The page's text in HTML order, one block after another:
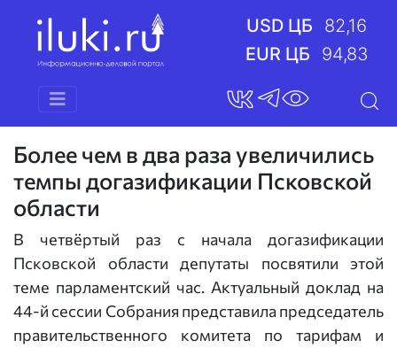
USD ЦБ
82,16
EUR ЦБ
94,83
Более чем в два раза увеличились
темпы догазификации Псковской
области
В четвёртый раз с начала догазификации
Псковской области депутаты посвятили этой
теме парламентский час. Актуальный доклад на
44-й сессии Собрания представила председатель
правительственного комитета по тарифам и